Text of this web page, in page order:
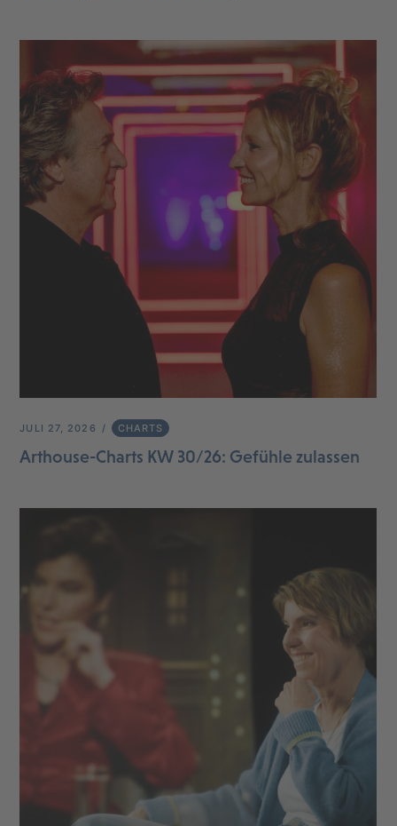
JULI 27, 2026 CHARTS
Arthouse-Charts KW 30/26: Gefühle zulassen